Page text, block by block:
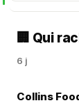
🏢 Qui
6 j
Collins